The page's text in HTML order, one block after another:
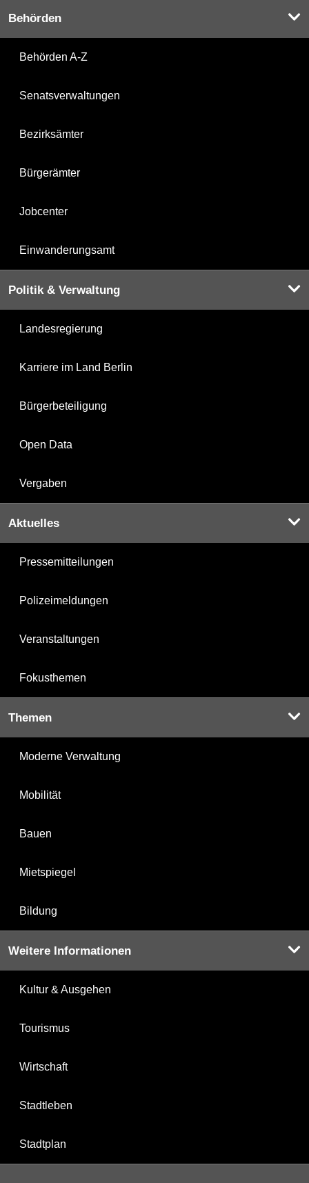
Behörden
Behörden A-Z
Senatsverwaltungen
Bezirksämter
Bürgerämter
Jobcenter
Einwanderungsamt
Politik & Verwaltung
Landesregierung
Karriere im Land Berlin
Bürgerbeteiligung
Open Data
Vergaben
Aktuelles
Pressemitteilungen
Polizeimeldungen
Veranstaltungen
Fokusthemen
Themen
Moderne Verwaltung
Mobilität
Bauen
Mietspiegel
Bildung
Weitere Informationen
Kultur & Ausgehen
Tourismus
Wirtschaft
Stadtleben
Stadtplan